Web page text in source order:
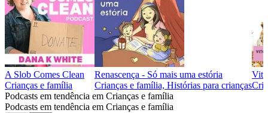
A Slob Comes Clean
Crianças e família
Renascença - Só mais uma estória
Crianças e família, Histórias para crianças
Podcasts em tendência em Crianças e família
Podcasts em tendência em Crianças e família